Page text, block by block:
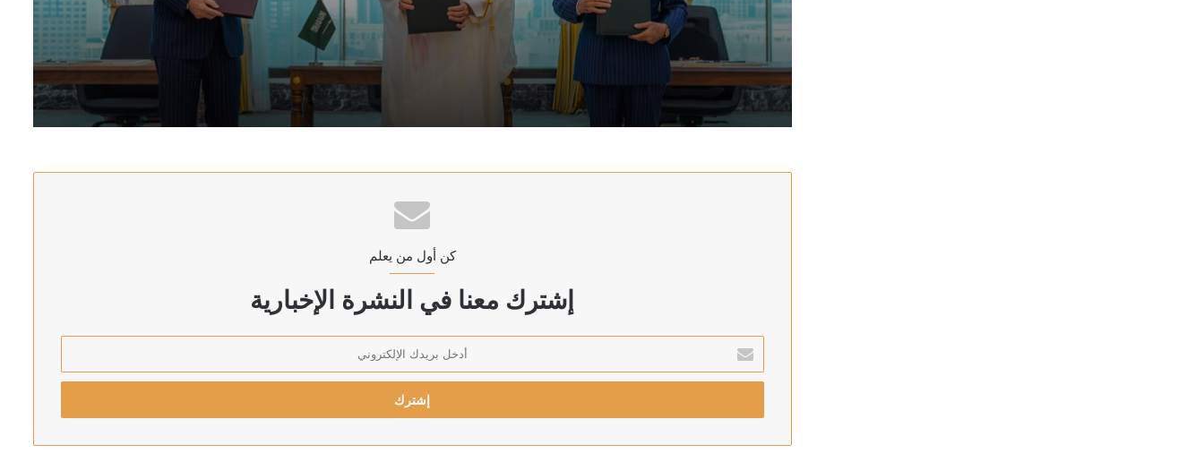
منذ 14 ساعة
في رسالة بعد “اتفاق مكة المشترك”.. رضائي: الاتفاق الورقي مع تركيا وباكستان لن يجلب الأمن للسعودية
العراق: الحكومة ماضية في حصر السلاح بيد الدولة
وزير الصحة اليمني يعلن مقتل مدنيين اثنين وإصابة 14 آخرين جراء هجمات الحوثيين على مدينة مأرب
كن أول من يعلم
إشترك معنا في النشرة الإخبارية
بريدك
الإلكتروني